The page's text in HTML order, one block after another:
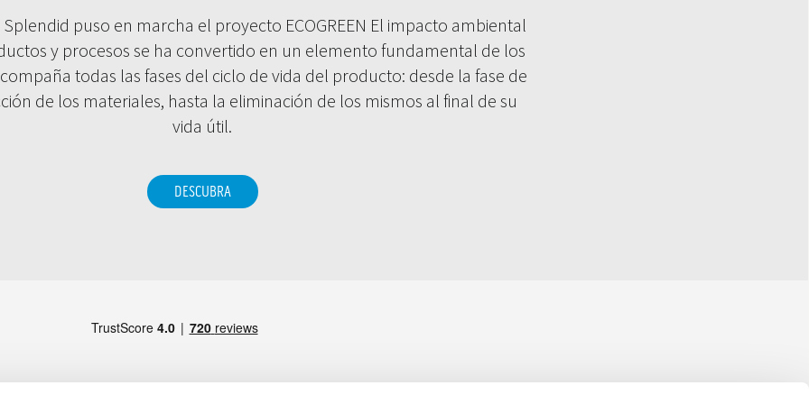
puso en marcha el proyecto ECOGREEN El impacto ambiental
y procesos se ha convertido en un elemento fundamental de los
todas las fases del ciclo de vida del producto: desde la fase de
de los materiales, hasta la eliminación de los mismos al final de su
vida útil.
DESCUBRA